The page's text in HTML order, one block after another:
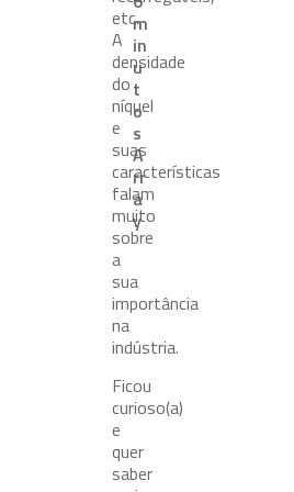
m
in
u
t
o
s
A
rr
a
y
etc.
A
densidade
do
níquel
e
suas
características
falam
muito
sobre
a
sua
importância
na
indústria.
Ficou
curioso(a)
e
quer
saber